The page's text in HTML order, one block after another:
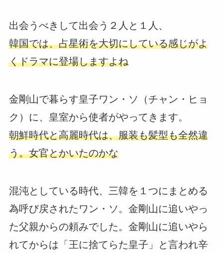
出会うべきして出会う２人と１人、
韓国では、占星術を大切にしている感じがよ
くドラマに登場しますよね
金剛山で暮らす皇子ワン・ソ（チャン・ヒョ
ク）に、皇室から使者がやってきます。
朝鮮時代と高麗時代は、服装も髪型も全然違
う。女官とかいたのかな
混沌としている時代、三韓を１つにまとめる
為呼び戻されたワン・ソ。金剛山に追いやっ
た父親からの頼みでした。金剛山に追いやら
れてからは「王に捨てらた皇子」と言われ辛